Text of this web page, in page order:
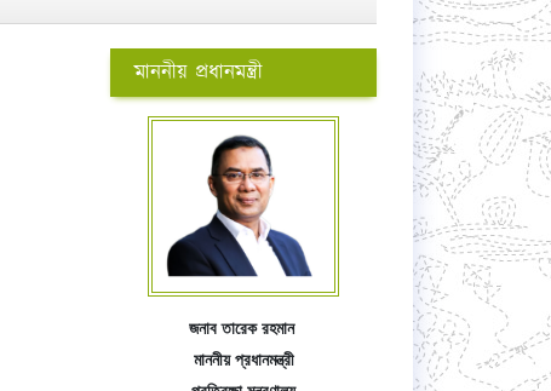
মাননীয় প্রধানমন্ত্রী
জনাব তারেক রহমান
মাননীয় প্রধানমন্ত্রী